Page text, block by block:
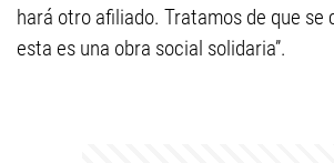
hará otro afiliado. Tratamos de que se
esta es una obra social solidaria”.